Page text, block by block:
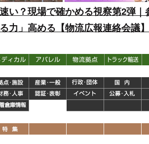
い？現場で確かめる視察第2弾｜
力」高める【物流広報連絡会議